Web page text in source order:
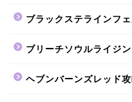
ブラックステラインフ
ブリーチソウルライジ
ヘブンバーンズレッド